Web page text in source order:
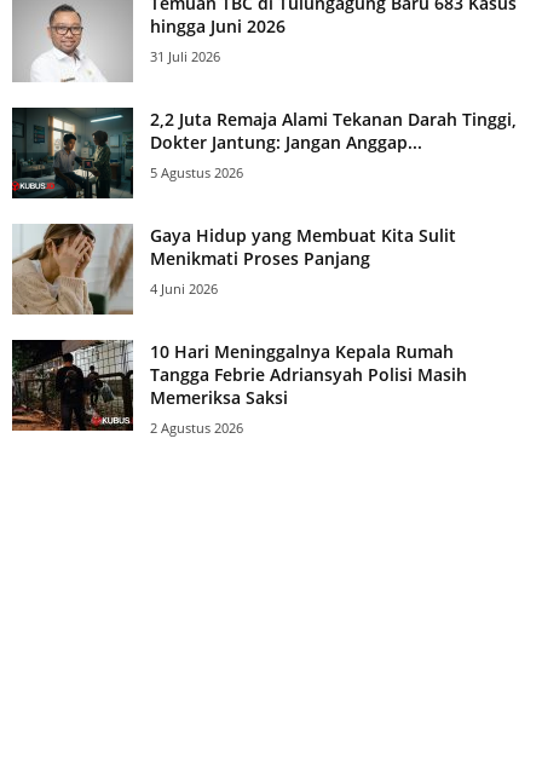
hingga Juni 2026
31 Juli 2026
2,2 Juta Remaja Alami Tekanan Darah Tinggi,
Dokter Jantung: Jangan Anggap...
5 Agustus 2026
Gaya Hidup yang Membuat Kita Sulit
Menikmati Proses Panjang
4 Juni 2026
10 Hari Meninggalnya Kepala Rumah
Tangga Febrie Adriansyah Polisi Masih
Memeriksa Saksi
2 Agustus 2026